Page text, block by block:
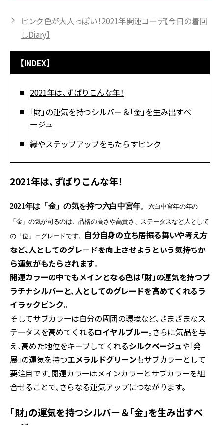
ピンク色が大人っぽい！2021年開運コーデ【今日の着回
しDiary】
【INDEX】
2021年は、ずばりこんな年！
「財」の運気を持つシルバー＆「金」を生み出すベ
ージュ
縁やステップアップをもたらすピンク
2021年は、ずばりこんな年！
2021年は「金」の気を持つ六白中宮年。 六白中宮年の年の
「金」の気が司るのは、品格の高さや高貴さ、ステータスなど人として
の「位」＝グレードです。
自分自身の立ち居振る舞いや考え方
など、人としてのグレードを向上させようという気持ちか
ら運気がもたらされます。
開運カラーの中でもメインとなる色は「財」の運気を持つプ
ラチナシルバーと、人としてのグレードを高めてくれるラ
イラックピンク。
そしてサブカラーは自分の周囲の環境など、さまざまなス
テータスを高めてくれるロイヤルブルー。さらに気品を与
え、高めた地位をキープしてくれるシルクベージュや「発
展」の運気を持つエメラルドグリーンもサブカラーとして
要注目です。開運カラーはメインカラーとサブカラーを組
合せることで、さらなる運気アップにつながります。
「財」の運気を持つシルバー＆「金」を生み出すベ